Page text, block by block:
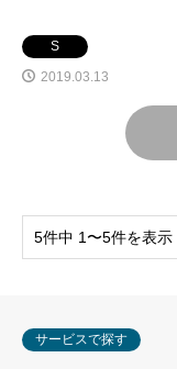
S
2019.03.13
5件中 1〜5件を表示
サービスで探す